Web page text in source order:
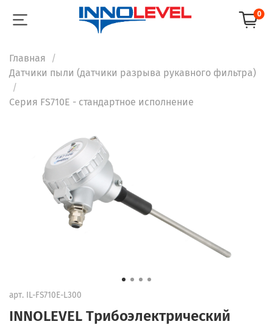
0
Главная
Датчики пыли (датчики разрыва рукавного фильтра)
Серия FS710E - стандартное исполнение
арт. IL-FS710E-L300
INNOLEVEL Трибоэлектрический